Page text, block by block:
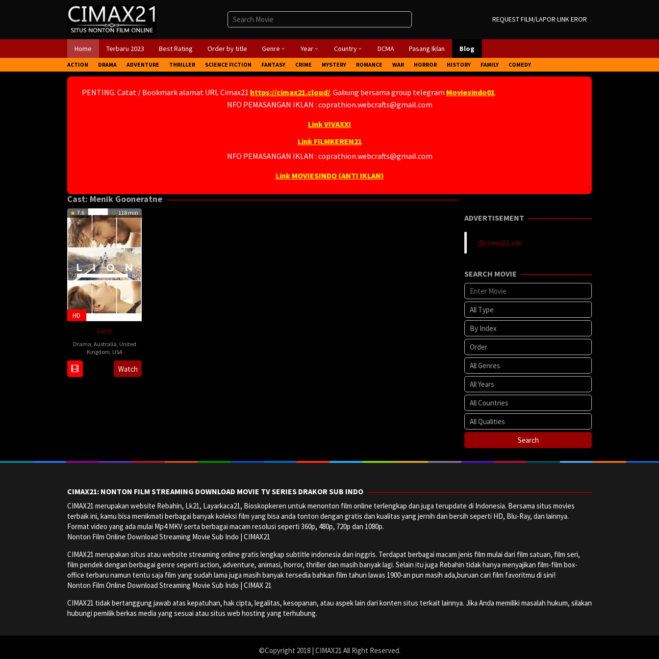
REQUEST FILM/LAPOR LINK EROR
Home Terbaru 2023 Best Rating Order by title Genre Year Country DCMA Pasang Iklan Blog
ACTION DRAMA ADVENTURE THRILLER SCIENCE FICTION FANTASY CRIME MYSTERY ROMANCE WAR HORROR HISTORY FAMILY COMEDY
PENTING. Catat / Bookmark alamat URL Cimax21 https://cimax21.cloud/ . Gabung bersama group telegram Moviesindo01.
NFO PEMASANGAN IKLAN : coprathion.webcrafts@gmail.com
Link VIVAXXI
Link FILMKEREN21
NFO PEMASANGAN IKLAN : coprathion.webcrafts@gmail.com
Link MOVIESINDO (ANTI IKLAN)
Cast: Menik Gooneratne
7.6 118 min
HD
Lion
Drama, Australia, United
Kingdom, USA
Nov
Garth
Davis,
Watch
ADVERTISEMENT
@cimax21.site
SEARCH MOVIE
CIMAX21: NONTON FILM STREAMING DOWNLOAD MOVIE TV SERIES DRAKOR SUB INDO
CIMAX21 merupakan website Rebahin, Lk21, Layarkaca21, Bioskopkeren untuk menonton film online terlengkap dan juga terupdate di Indonesia. Bersama situs movies
terbaik ini, kamu bisa menikmati berbagai banyak koleksi film yang bisa anda tonton dengan gratis dan kualitas yang jernih dan bersih seperti HD, Blu-Ray, dan lainnya.
Format video yang ada mulai Mp4 MKV serta berbagai macam resolusi seperti 360p, 480p, 720p dan 1080p.
Nonton Film Online Download Streaming Movie Sub Indo | CIMAX21
CIMAX21 merupakan situs atau website streaming online gratis lengkap subtitle indonesia dan inggris. Terdapat berbagai macam jenis film mulai dari film satuan, film seri,
film pendek dengan berbagai genre seperti action, adventure, animasi, horror, thriller dan masih banyak lagi. Selain itu juga Rebahin tidak hanya menyajikan film-film box-
office terbaru namun tentu saja film yang sudah lama juga masih banyak tersedia bahkan film tahun lawas 1900-an pun masih ada,buruan cari film favoritmu di sini!
Nonton Film Online Download Streaming Movie Sub Indo | CIMAX 21
CIMAX21 tidak bertanggung jawab atas kepatuhan, hak cipta, legalitas, kesopanan, atau aspek lain dari konten situs terkait lainnya. Jika Anda memiliki masalah hukum, silakan
hubungi pemilik berkas media yang sesuai atau situs web hosting yang terhubung.
©Copyright 2018 | CIMAX21 All Right Reserved.